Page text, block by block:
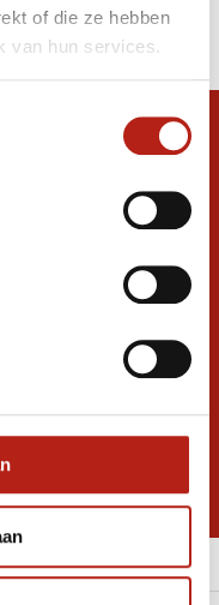
of die ze hebben
van hun services.
en
Inschrijven voor